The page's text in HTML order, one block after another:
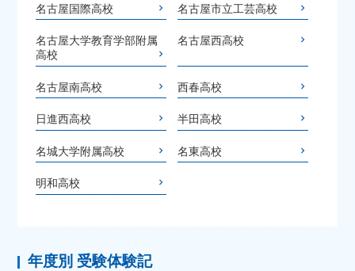
名古屋国際高校 名古屋市立工芸高校
名古屋大学教育学部附属
高校
名古屋西高校
名古屋南高校 西春高校
日進西高校 半田高校
名城大学附属高校 名東高校
明和高校
年度別 受験体験記